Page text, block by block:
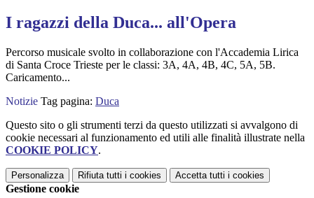
I ragazzi della Duca... all'Opera
Percorso musicale svolto in collaborazione con l'Accademia Lirica
di Santa Croce Trieste per le classi: 3A, 4A, 4B, 4C, 5A, 5B.
Caricamento...
Notizie Tag pagina: Duca
Questo sito o gli strumenti terzi da questo utilizzati si avvalgono di
cookie necessari al funzionamento ed utili alle finalità illustrate nella
COOKIE POLICY.
Personalizza Rifiuta tutti i cookies Accetta tutti i cookies
Gestione cookie